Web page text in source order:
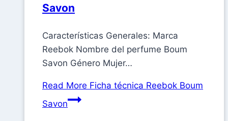
Savon
Características Generales: Marca
Reebok Nombre del perfume Boum
Savon Género Mujer…
Read More Ficha técnica Reebok Boum
Savon